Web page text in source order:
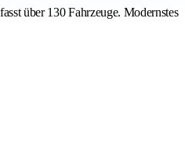
über 130 Fahrzeuge. Modernstes